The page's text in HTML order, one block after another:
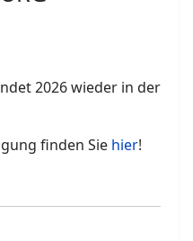
2026 wieder in der
finden Sie hier!